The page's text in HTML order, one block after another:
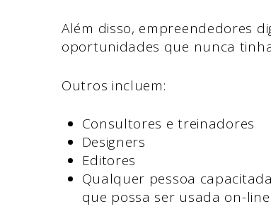
Além disso, empreendedores
oportunidades que nunca
Outros incluem:
Consultores e treinadores
Designers
Editores
Qualquer pessoa
que possa ser usada on-line